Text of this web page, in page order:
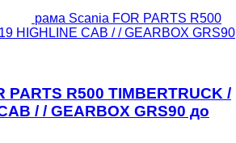
рама Scania FOR PARTS R500
HIGHLINE CAB / / GEARBOX GRS90
PARTS R500 TIMBERTRUCK /
/ / GEARBOX GRS90 до